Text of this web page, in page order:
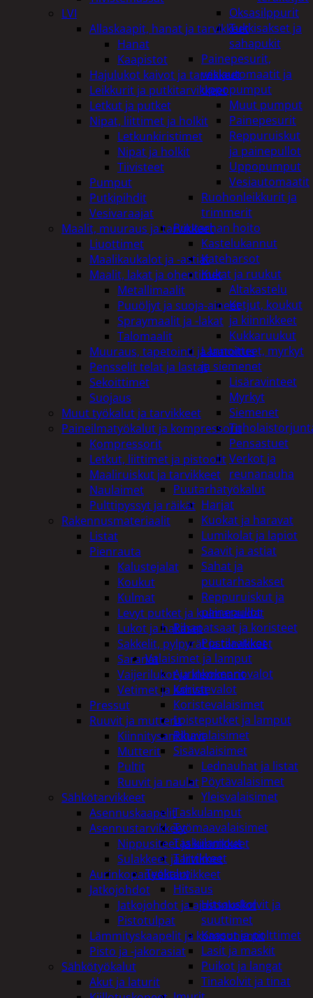
Oksasilppurit
Tukkisakset ja
sahapukit
Painepesurit,
vesiautomaatit ja
uppopumput
Muut pumput
Painepesurit
Reppuruiskut
ja painepullot
Uppopumput
Vesiautomaatit
Ruohonleikkurit ja
trimmerit
Puutarhan hoito
Kastelukannut
Kateharsot
Kukat ja ruukut
Altakastelu
Ketjut, koukut
ja kiinnikkeet
Kukkaruukut
Lannoitteet, myrkyt
ja siemenet
Lisäravinteet
Myrkyt
Siemenet
Pensastuet
Verkot ja
reunanauha
Puutarhatyökalut
Harjat
Kuokat ja haravat
Lumikolat ja lapiot
Saavit ja astiat
Sahat ja
puutarhasakset
Reppuruiskut ja
painepullot
Pihapatsaat ja koristeet
Postilaatikot
Valaisimet ja lamput
Aurinkokennovalot
Koristevalot
Koristevalaisimet
Loisteputket ja lamput
Pihavalaisimet
Sisävalaisimet
Lednauhat ja listat
Pöytävalaisimet
Yleisvalaisimet
Taskulamput
Työmaavalaisimet
Taskulamput
Tarvikkeet
Työkalut
Hitsaus
Hitsauskolvit ja
suuttimet
Kaasut ja polttimet
Lasit ja maskit
Puikot ja langat
Tinakolvit ja tinat
LVI
Allaskaapit, hanat ja tarvikkeet
Hanat
Kaapistot
Hajulukot kaivot ja tarvikkeet
Leikkurit ja putkitarvikkeet
Letkut ja putket
Nipat, liittimet ja holkit
Letkunkiristimet
Nipat ja holkit
Tiivisteet
Pumput
Putkipihdit
Vesivaraajat
Maalit, muuraus ja tarvikkeet
Liuottimet
Maalikaukalot ja -astiat
Maalit, lakat ja ohentimet
Metallimaalit
Puuöljyt ja suoja-aineet
Spraymaalit ja -lakat
Talomaalit
Muuraus, tapetointi ja laatoitus
Pensselit telat ja lastat
Sekoittimet
Suojaus
Muut työkalut ja tarvikkeet
Paineilmatyökalut ja kompressorit
Kompressorit
Letkut, liittimet ja pistoolit
Maaliruiskut ja tarvikkeet
Naulaimet
Pulttipyssyt ja räikät
Rakennusmateriaalit
Listat
Pienrauta
Kalustejalat
Koukut
Kulmat
Levyt putket ja kulmaraudat
Lukot ja hakaset
Sakkelit, pylpyrät ja tarvikkeet
Saranat
Vaijerilukot ja klemmarit
Vetimet ja kahvat
Pressut
Ruuvit ja mutterit
Kiinnitysankkurit
Mutterit
Pultit
Ruuvit ja naulat
Sähkötarvikkeet
Asennuskaapelit
Asennustarvikkeet
Nippusiteet ja kiinnikkeet
Sulakkeet ja liittimet
Aurinkopaneelitarvikkeet
Jatkojohdot
Jatkojohdot ja ajastinkellot
Pistotulpat
Lämmityskaapelit ja komponentit
Pisto ja -jakorasiat
Sähkötyökalut
Akut ja laturit